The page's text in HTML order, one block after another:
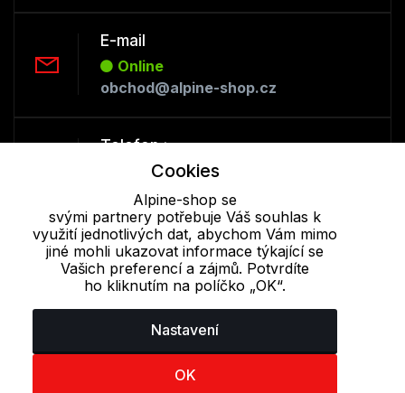
E-mail
Online
obchod@alpine-shop.cz
Telefon :
Offline
Cookie - podrobné nastavení| Další informace | Ochrana osobních
Cookies
Alpine-shop se
svými partnery potřebuje Váš souhlas k
využití jednotlivých dat, abychom Vám mimo
jiné mohli ukazovat informace týkající se
Vašich preferencí a zájmů. Potvrdíte
ho kliknutím na políčko „OK“.
Nastavení
OK